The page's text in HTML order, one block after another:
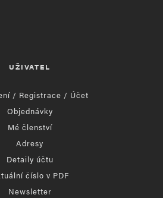
UŽIVATEL
/ Registrace / Účet
Objednávky
Mé členství
Adresy
Detaily účtu
číslo v PDF
Newsletter